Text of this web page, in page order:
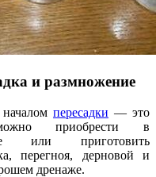
и размножение
пересадки — это
приобрести в
или приготовить
перегноя, дерновой и
дренаже.